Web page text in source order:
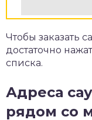
Чтобы заказать
достаточно
списка.
Адреса
рядом со